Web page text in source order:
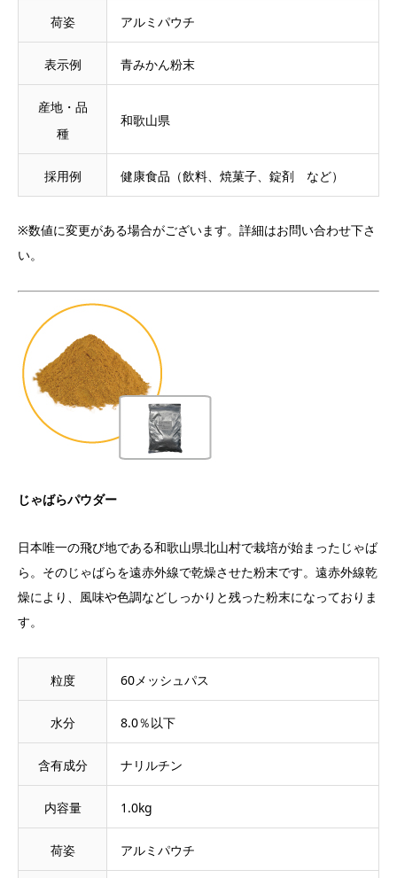
荷姿 アルミパウチ
表示例 青みかん粉末
産地・品
種
和歌山県
採用例 健康食品（飲料、焼菓子、錠剤 など）
※数値に変更がある場合がございます。詳細はお問い合わせ下さ
い。
じゃばらパウダー
日本唯一の飛び地である和歌山県北山村で栽培が始まったじゃば
ら。そのじゃばらを遠赤外線で乾燥させた粉末です。遠赤外線乾
燥により、風味や色調などしっかりと残った粉末になっておりま
す。
粒度 60メッシュパス
水分 8.0％以下
含有成分 ナリルチン
内容量 1.0kg
荷姿 アルミパウチ